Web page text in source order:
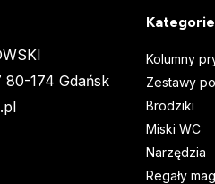
80-174 Gdańsk
Kategorie
Kolumny
Zestawy
Brodziki
Miski WC
Narzędzia
Regały